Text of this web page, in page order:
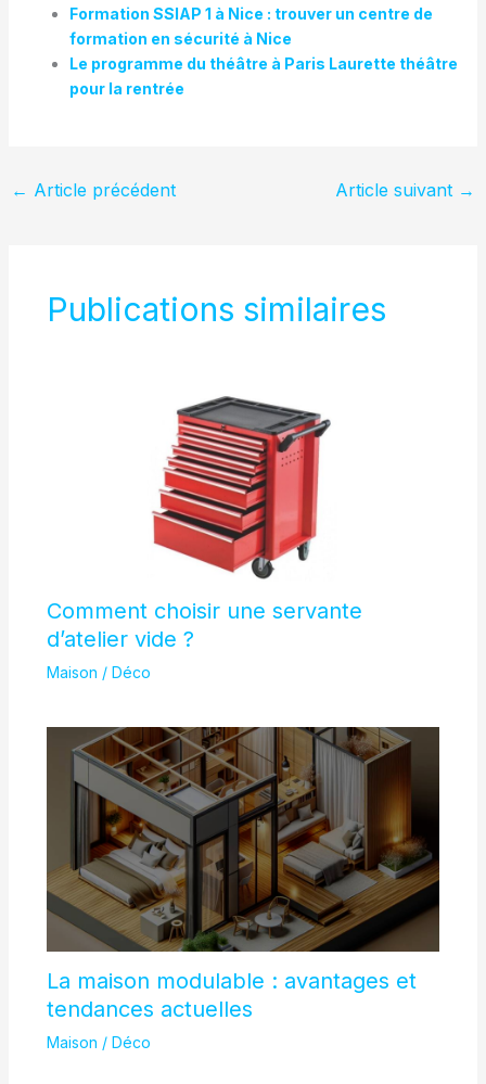
Formation SSIAP 1 à Nice : trouver un centre de
formation en sécurité à Nice
Le programme du théâtre à Paris Laurette théâtre
pour la rentrée
← Article précédent Article suivant →
Publications similaires
Comment choisir une servante
d’atelier vide ?
Maison / Déco
La maison modulable : avantages et
tendances actuelles
Maison / Déco